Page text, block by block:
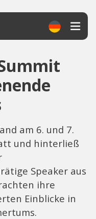
am 6. und 7.
und hinterließ
Speaker aus
ihre
Einblicke in